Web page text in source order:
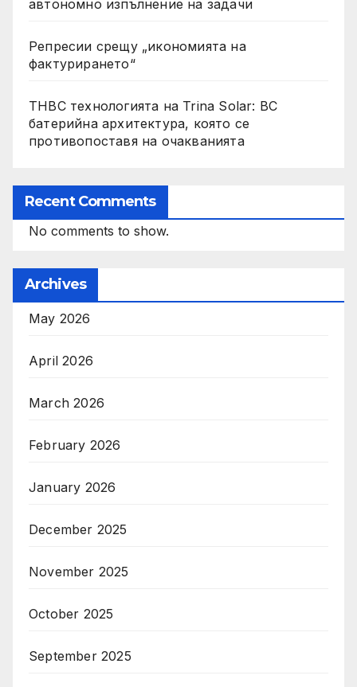
автономно изпълнение на задачи
Репресии срещу „икономията на
фактурирането“
THBC технологията на Trina Solar: BC
батерийна архитектура, която се
противопоставя на очакванията
Recent Comments
No comments to show.
Archives
May 2026
April 2026
March 2026
February 2026
January 2026
December 2025
November 2025
October 2025
September 2025